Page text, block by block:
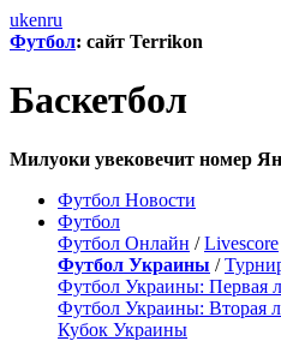
ukenru
Футбол: сайт Terrikon
Баскетбол
Милуоки увековечит номер
Футбол Новости
Футбол
Футбол Онлайн /Livescore
Футбол Украины /
Футбол Украины: Первая
Футбол Украины: Вторая
Кубок Украины